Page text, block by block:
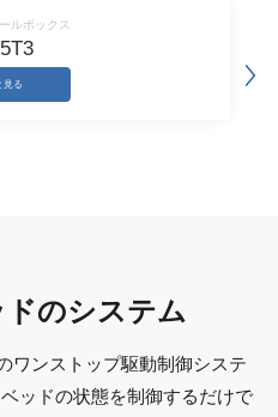
す。同社の製品は、
管理システムに準拠しており、
などの国際認証を取得してお
ービスは100以上の国と地域に
ています。
ルボックス
見る
のシステム
ワンストップ駆動制御システ
ッドの状態を制御するだけで